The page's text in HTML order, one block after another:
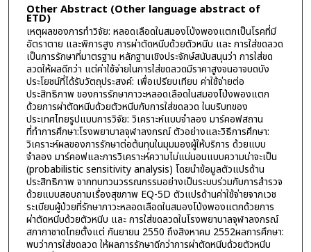
Other Abstract (Other language abstract of
ETD)
เหตุผลของการทำวิจัย: หลอดเลือดในสมองโป่งพองแตกเป็นโรคที่มี
อัตราตาย และพิการสูง การผ่าตัดหนีบด้วยตัวหนีบ และ การใส่ขดลวด
เป็นการรักษาที่มาตรฐาน หลักฐานเชิงประจักษ์สนับสนุนว่า การใส่ขด
ลวดให้ผลดีกว่า แต่ค่าใช้จ่ายในการใส่ขดลวดมีราคาสูงจนอาจบดบัง
ประโยชน์ที่ได้รับวัตถุประสงค์: เพื่อเปรียบเทียบ ค่าใช้จ่ายต่อ
ประสิทธิภาพ ของการรักษาภาวะหลอดเลือดในสมองโป่งพองแตก
ด้วยการผ่าตัดหนีบด้วยตัวหนีบกับการใส่ขดลวด ในบริบทของ
ประเทศไทยรูปแบบการวิจัย: วิเคราะห์แบบจำลอง มาร์คอฟสถาน
ที่ทำการศึกษา:โรงพยาบาลจุฬาลงกรณ์ ตัวอย่างและวิธีการศึกษา:
วิเคราะห์ผลของการรักษาต่อต้นทุนในมุมมองผู้ให้บริการ ด้วยแบบ
จำลอง มาร์คอฟและการวิเคราะห์ความไม่แน่นอนแบบความน่าจะเป็น
(probabilistic sensitivity analysis) โดยนำข้อมูลตัวแปรด้าน
ประสิทธิภาพ จากทบทวนวรรณกรรมอย่างเป็นระบบร่วมกับการสำรวจ
ด้วยแบบสอบถามเรื่องสุขภาพ EQ-5D ตัวแปรด้านค่าใช้จ่ายจากเวช
ระเบียนผู้ป่วยที่รักษาภาวะหลอดเลือดในสมองโป่งพองแตกด้วยการ
ผ่าตัดหนีบด้วยตัวหนีบ และ การใส่ขดลวดในโรงพยาบาลจุฬาลงกรณ์
สภากาชาดไทยตั้งแต่ กันยายน 2550 ถึงสิงหาคม 2552ผลการศึกษา:
พบว่าการใส่ขดลวด ให้ผลการรักษาดีกว่าการผ่าตัดหนีบด้วยตัวหนีบ